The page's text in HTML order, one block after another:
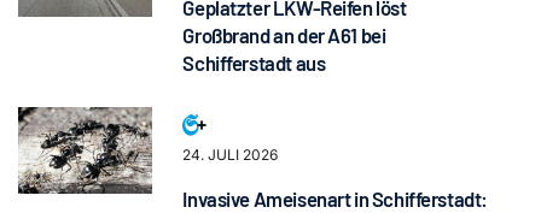
Geplatzter LKW-Reifen löst
Großbrand an der A61 bei
Schifferstadt aus
24. JULI 2026
Invasive Ameisenart in Schifferstadt: